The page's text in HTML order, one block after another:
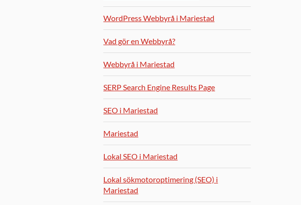
WordPress Webbyrå i Mariestad
Vad gör en Webbyrå?
Webbyrå i Mariestad
SERP Search Engine Results Page
SEO i Mariestad
Mariestad
Lokal SEO i Mariestad
Lokal sökmotoroptimering (SEO) i
Mariestad